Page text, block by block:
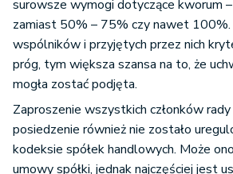
surowsze wymogi dotyczące kworum –
zamiast 50% – 75% czy nawet
wspólników i przyjętych przez nich
próg, tym większa szansa na to, że
mogła zostać podjęta.
Zaproszenie wszystkich członków rady
posiedzenie również nie zostało
kodeksie spółek handlowych. Może
umowy spółki, jednak najczęściej jest